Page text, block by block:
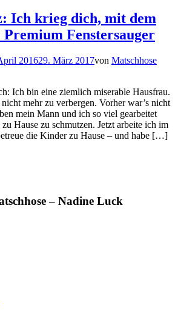
Ich krieg dich, mit dem
Fenstersauger
201629. März 2017von Matschhose
Ich bin eine ziemlich miserable Hausfrau.
mehr zu verbergen. Vorher war’s nicht
mein Mann und ich so viel gearbeitet
Hause zu schmutzen. Jetzt arbeite ich im
die Kinder zu Hause – und habe […]
– Nadine Luck